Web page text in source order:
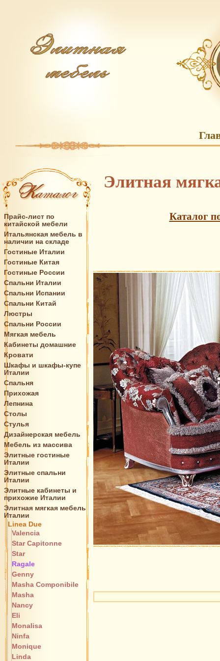
Прайс-лист по
китайской мебели
Итальянская мебель в
наличии на складе
Гостиные Италии
Гостиные Китая
Гостиные России
Спальни Италии
Спальни Испании
Спальни Китай
Люстры
Спальни России
Мягкая мебель
Кабинеты домашние
Кровати
Шкафы и шкафы-купе
Италии
Спальня
Прихожая
Лепнина
Столы
Стулья
Дизайнерская мебель
Мебель из массива
Элитные гостиные
Италии
Элитные спальни
Италии
Элитные кабинеты и
прихожие Италии
Элитная мягкая мебель
Италии
Linea Due
Valencia
Star Capitonne
Star
Ragale
Genny
Masha Componibile
Masha
Nancy
Eli
Monalisa
Ninfa
Monique
Linda
Элитная
Каталог